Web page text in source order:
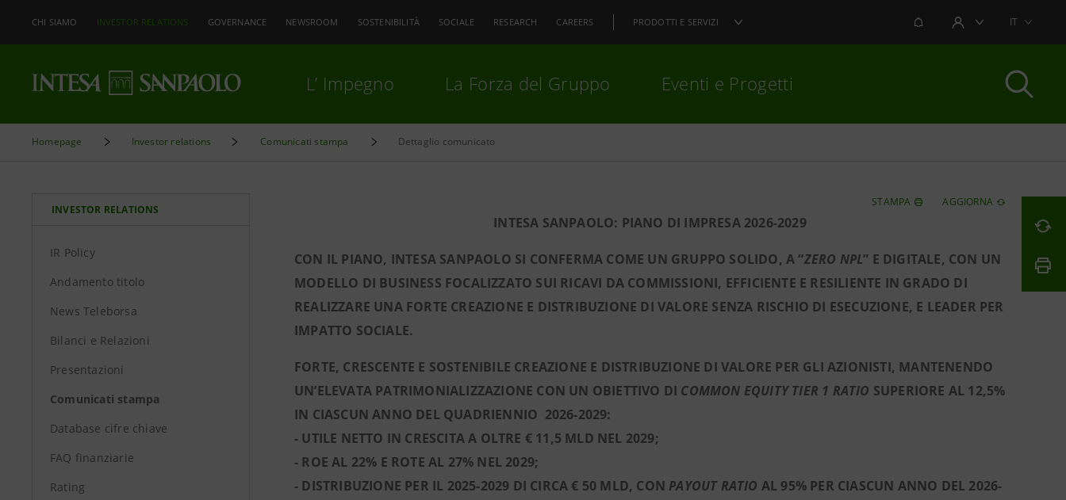
CHI SIAMO INVESTOR RELATIONS GOVERNANCE NEWSROOM SOSTENIBILITÀ SOCIALE RESEARCH CAREERS PRODOTTI E SERVIZI NOTIFICHEAREA UTENTEIT
L’ Impegno La Forza del Gruppo Eventi e Progetti
Homepage Investor relations Comunicati stampa Dettaglio comunicato
INVESTOR RELATIONS
IR Policy
Andamento titolo
News Teleborsa
Bilanci e Relazioni
Presentazioni
Comunicati stampa
Database cifre chiave
FAQ finanziarie
Rating
STAMPA AGGIORNA
INTESA SANPAOLO: PIANO DI IMPRESA 2026-2029
CON IL PIANO, INTESA SANPAOLO SI CONFERMA COME UN GRUPPO SOLIDO, A “ZERO NPL” E DIGITALE, CON UN
MODELLO DI BUSINESS FOCALIZZATO SUI RICAVI DA COMMISSIONI, EFFICIENTE E RESILIENTE IN GRADO DI
REALIZZARE UNA FORTE CREAZIONE E DISTRIBUZIONE DI VALORE SENZA RISCHIO DI ESECUZIONE, E LEADER PER
IMPATTO SOCIALE.
FORTE, CRESCENTE E SOSTENIBILE CREAZIONE E DISTRIBUZIONE DI VALORE PER GLI AZIONISTI, MANTENENDO
UN’ELEVATA PATRIMONIALIZZAZIONE CON UN OBIETTIVO DI COMMON EQUITY TIER 1 RATIO SUPERIORE AL 12,5%
IN CIASCUN ANNO DEL QUADRIENNIO 2026-2029:
- UTILE NETTO IN CRESCITA A OLTRE € 11,5 MLD NEL 2029;
- ROE AL 22% E ROTE AL 27% NEL 2029;
- DISTRIBUZIONE PER IL 2025-2029 DI CIRCA € 50 MLD, CON PAYOUT RATIO AL 95% PER CIASCUN ANNO DEL 2026-